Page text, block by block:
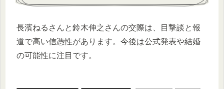
長濱ねるさんと鈴木伸之さんの交際は、目撃談と報
道で高い信憑性があります。今後は公式発表や結婚
の可能性に注目です。